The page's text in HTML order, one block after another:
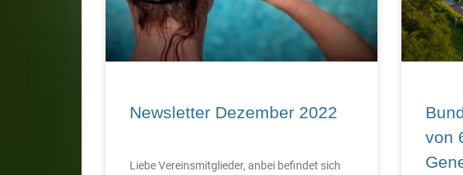
Newsletter Dezember 2022
Liebe Vereinsmitglieder, anbei befindet sich
von